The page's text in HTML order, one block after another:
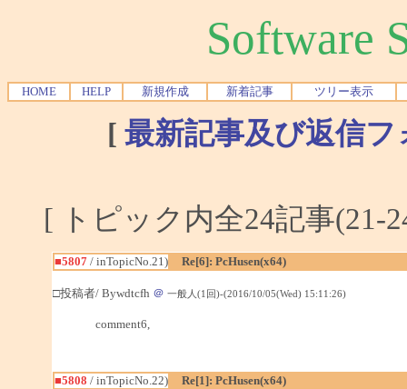
Software
HOME HELP 新規作成 新着記事 ツリー表示
[ 最新記事及び返信
[ トピック内全24記事
■5807/ inTopicNo.21) Re[6]: PcHusen(x64)
□投稿者/ Bywdtcfh ＠ 一般人(1回)-(2016/10/05(Wed) 15:11:26)
comment6,
■5808 / inTopicNo.22) Re[1]: PcHusen(x64)